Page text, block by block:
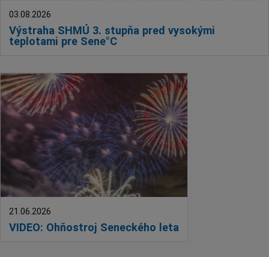
Výstraha SHMÚ 3. stupňa pred vysokými
teplotami pre Sene°C
03.08.2026
VIDEO: Ohňostroj Seneckého leta
21.06.2026